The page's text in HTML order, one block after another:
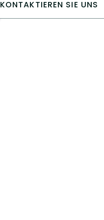
KONTAKTIEREN SIE UNS